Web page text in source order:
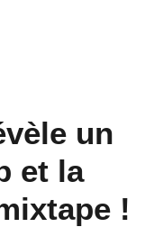
un
et la
!